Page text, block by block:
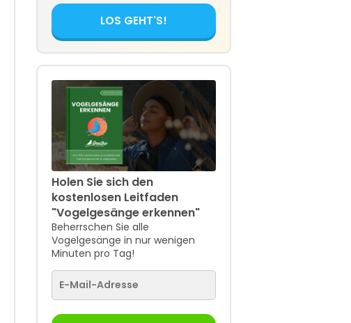
LOS GEHT'S!
Holen Sie sich den
kostenlosen Leitfaden
"Vogelgesänge erkennen"
Beherrschen Sie alle
Vogelgesänge in nur wenigen
Minuten pro Tag!